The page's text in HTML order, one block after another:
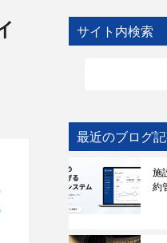
サイト内検索
最近のブログ
施
約